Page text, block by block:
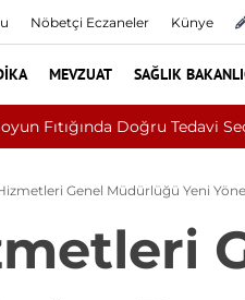
Nöbetçi Eczaneler Künye
MEVZUAT SAĞLIK
Bakanlığı Uludağ Alan
Genel Müdürlüğü Yeni